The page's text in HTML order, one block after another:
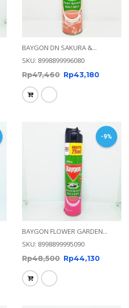
BAYGON DN SAKURA &...
SKU: 8998899996080
Rp47,460 Rp43,180
-9%
BAYGON FLOWER GARDEN...
SKU: 8998899995090
Rp48,500 Rp44,130